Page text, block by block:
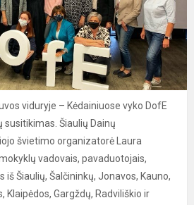
viduryje – Kėdainiuose vyko DofE
Šiaulių Dainų
švietimo organizatorė Laura
vadovais, pavaduotojais,
Šiaulių, Šalčininkų, Jonavos, Kauno,
Klaipėdos, Gargždų, Radviliškio ir